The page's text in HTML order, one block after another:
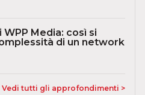
WPP Media: così si
di un network
Vedi tutti gli approfondimenti >